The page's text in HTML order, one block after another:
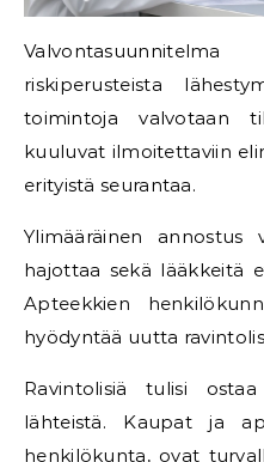
riskiperusteista
toimintoja valvotaan
kuuluvat ilmoitettaviin
erityistä seurantaa.
Ylimääräinen annostus
hajottaa sekä lääkkeitä
Apteekkien
hyödyntää uutta
Ravintolisiä tulisi
lähteistä. Kaupat ja
henkilökunta, ovat